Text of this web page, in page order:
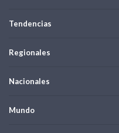
Tendencias
Regionales
Nacionales
Mundo